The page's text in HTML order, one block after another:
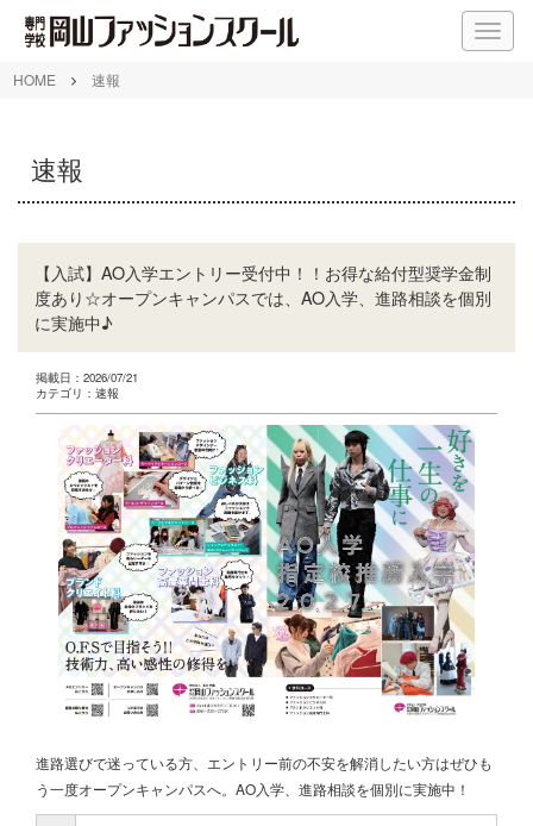
M
E
HOME 速報
速報
【入試】AO入学エントリー受付中！！お得な給付型奨学金制
度あり☆オープンキャンパスでは、AO入学、進路相談を個別
に実施中♪
掲載日：2026/07/21
カテゴリ：速報
進路選びで迷っている方、エントリー前の不安を解消したい方はぜひも
う一度オープンキャンパスへ。AO入学、進路相談を個別に実施中！